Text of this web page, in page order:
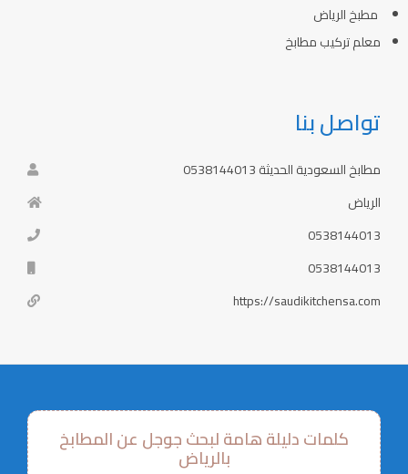
مطبخ الرياض
معلم تركيب مطابخ
تواصل بنا
مطابخ السعودية الحديثة 0538144013
الرياض
0538144013
0538144013
https://saudikitchensa.com
كلمات دليلة هامة لبحث جوجل عن المطابخ
بالرياض